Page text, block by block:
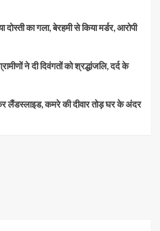
का गला, बेरहमी से किया मर्डर, आरोपी
ने दी दिवंगतों को श्रद्धांजलि, दर्द के
कमरे की दीवार तोड़ घर के अंदर